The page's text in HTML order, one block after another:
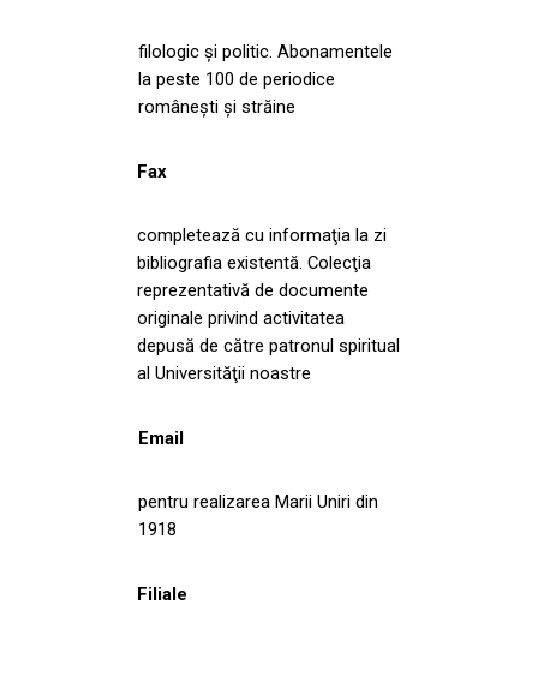
filologic şi politic. Abonamentele
la peste 100 de periodice
româneşti şi străine
Fax
completează cu informaţia la zi
bibliografia existentă. Colecţia
reprezentativă de documente
originale privind activitatea
depusă de către patronul spiritual
al Universităţii noastre
Email
pentru realizarea Marii Uniri din
1918
Filiale